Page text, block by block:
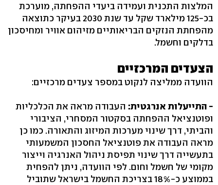
המלצות התכנית ועמידה ביעדי ההפחתה, מוערכת
בכ-125 מילארד שקל עד שנת 2030 בעיקר כתוצאה
מהפחתת הנזקים הבריאותיים מזיהום אוויר ומחיסכון
בדלקים וחשמל.
הצעדים המרכזיים
הוועדה ממליצה לנקוט במספר צעדים מרכזיים:
- התייעלות אנרגטית: העבודה מראה את הכלכליות
ופוטנציאל ההפחתה בסקטור המסחרי, הציבורי
והביתי, דרך שינוי מערכות המיזוג והתאורה. כמו כן
מראה העבודה את פוטנציאל החסכון המשמעותי
בתעשייה דרך שינוי תפיסת ניהול האנרגיה וייצור
מקומי של חשמל וחום. לפי הוועדה, ניתן להפחית
בממוצע כ-18% בצריכת החשמל בישראל שתוביל